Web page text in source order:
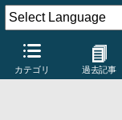
カテゴリ 過去記事